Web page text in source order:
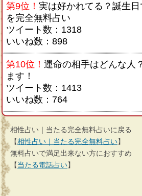
第9位！ 実は好かれてる？誕生
を完全無料占い
ツイート数：1318
いいね数：898
第10位！ 運命の相手はどんな人
ます！
ツイート数：1413
いいね数：764
相性占い｜当たる完全無料占いに戻る
【相性占い｜当たる完全無料占い】
無料占いで満足出来ない方におすすめ
【当たる電話占い】